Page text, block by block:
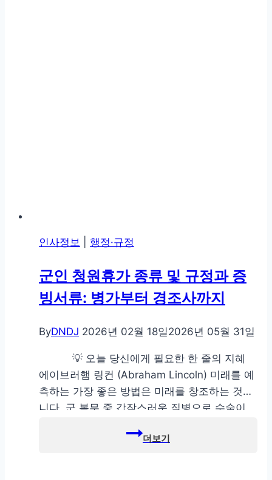
인사정보 행정·규정
군인 청원휴가 종류 및 규정과 증
빙서류: 병가부터 경조사까지
ByDNDJ 2026년 02월 18일2026년 05월 31일
💡 오늘 당신에게 필요한 한 줄의 지혜
에이브러햄 링컨 (Abraham Lincoln) 미래를 예
측하는 가장 좋은 방법은 미래를 창조하는 것입
니다. 군 복무 중 갑작스러운 질병으로 수술이
행이 닥쳤을 때, 군인들이 가장 먼저 하는 현실